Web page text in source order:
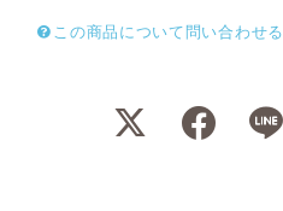
この商品について問い合わせる